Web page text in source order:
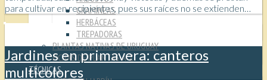
GRAMÍNEAS
HERBÁCEAS
TREPADORAS
PLANTAS NATIVAS DE URUGUAY
FICHAS DE PLANTAS A-Z
TÉCNICAS
para cultivar en recipientes, pues sus raíces no se extienden…
Jardines en primavera: canteros
multicolores